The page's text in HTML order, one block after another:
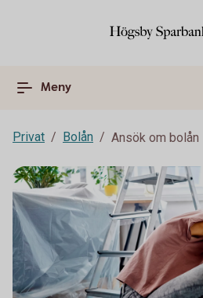
Meny
Privat Bolån Ansök om bolån